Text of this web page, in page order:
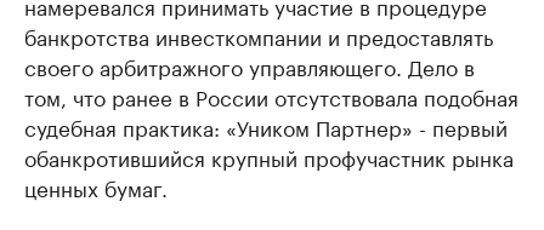
банкротства инвесткомпании и предоставлять
своего арбитражного управляющего. Дело в
том, что ранее в России отсутствовала подобная
судебная практика: «Уником Партнер» - первый
обанкротившийся крупный профучастник рынка
ценных бумаг.